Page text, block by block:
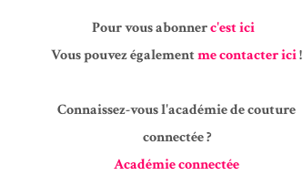
Pour vous abonnerc'est ici
Vous pouvez égalementme contacter ici!
Connaissez-vous l'académie de couture
connectée ?
Académie connectée